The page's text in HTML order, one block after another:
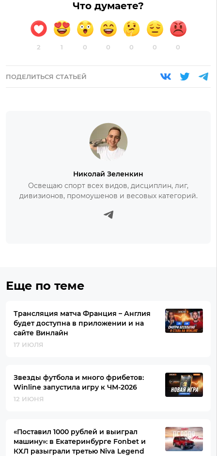
Что думаете?
2 1 0 0 0 0 0
ПОДЕЛИТЬСЯ СТАТЬЕЙ
Николай Зеленкин
Освещаю спорт всех видов, дисциплин, лиг,
дивизионов, промоушенов и весовых категорий.
Еще по теме
Трансляция матча Франция – Англия
будет доступна в приложении и на
сайте Винлайн
17 ИЮЛЯ
Звезды футбола и много фрибетов:
Winline запустила игру к ЧМ-2026
12 ИЮНЯ
«Поставил 1000 рублей и выиграл
машину»: в Екатеринбурге Fonbet и
КХЛ разыграли третью Niva Legend